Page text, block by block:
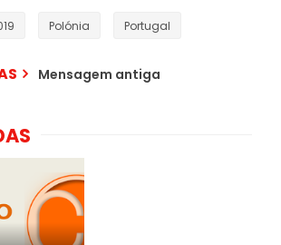
Polónia Portugal
Mensagem antiga